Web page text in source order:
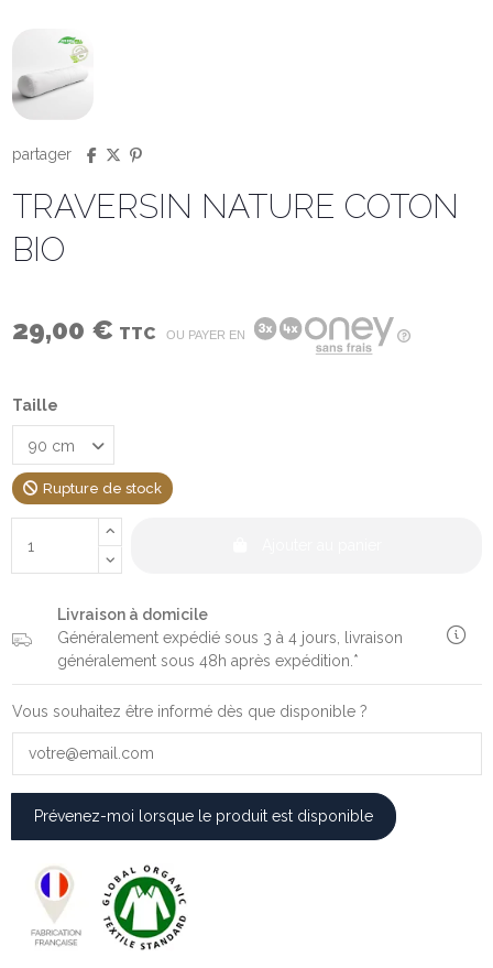
partager
TRAVERSIN NATURE COTON
BIO
29,00 € TTC OU PAYER EN
Taille
Rupture de stock
Livraison à domicile
Généralement expédié sous 3 à 4 jours, livraison
généralement sous 48h après expédition.*
Vous souhaitez être informé dès que disponible ?